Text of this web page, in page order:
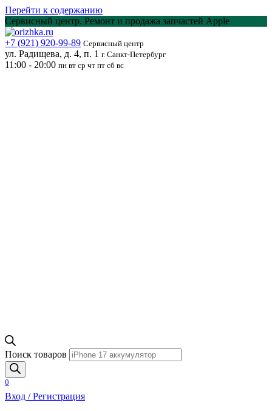
Перейти к содержанию
Сервисный центр. Ремонт и продажа запчастей Apple
+7 (921) 920-99-89 Сервисный центр
ул. Радищева, д. 4, п. 1 г. Санкт-Петербург
11:00 - 20:00 пн вт ср чт пт сб вс
Поиск товаров
0
Вход / Регистрация